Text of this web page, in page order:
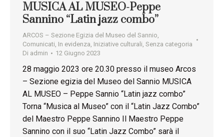
MUSICA AL MUSEO-Peppe
Sannino “Latin jazz combo”
ARCOS – Sezione Egizia del Museo del Sannio,
Comunicati, In evidenza, Iniziative culturali, Senza categoria
Di admin 12 Giugno 2023
28 maggio 2023 ore 20.30 presso il museo Arcos
– Sezione egizia del Museo del Sannio MUSICA
AL MUSEO – Peppe Sannio “Latin jazz combo”
Torna “Musica al Museo” con il “Latin Jazz Combo”
del Maestro Peppe Sannino Il Maestro Peppe
Sannino con il suo “Latin Jazz Combo” sarà il